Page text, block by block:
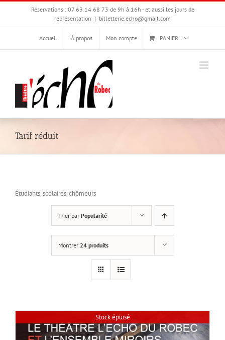
Passer
Réservations : 07 63 14 68 73 de 9h à 16h - et aussi les jours de
représentation | billetterie.echo@gmail.com
Accueil À propos Mon compte PANIER
Tarif réduit
Étudiants, scolaires, chômeurs
Trier par Popularité
Montrer 24 produits
Stock épuisé